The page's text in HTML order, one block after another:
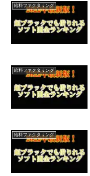
給料ファクタリング
給料ファクタリング
給料ファクタリング